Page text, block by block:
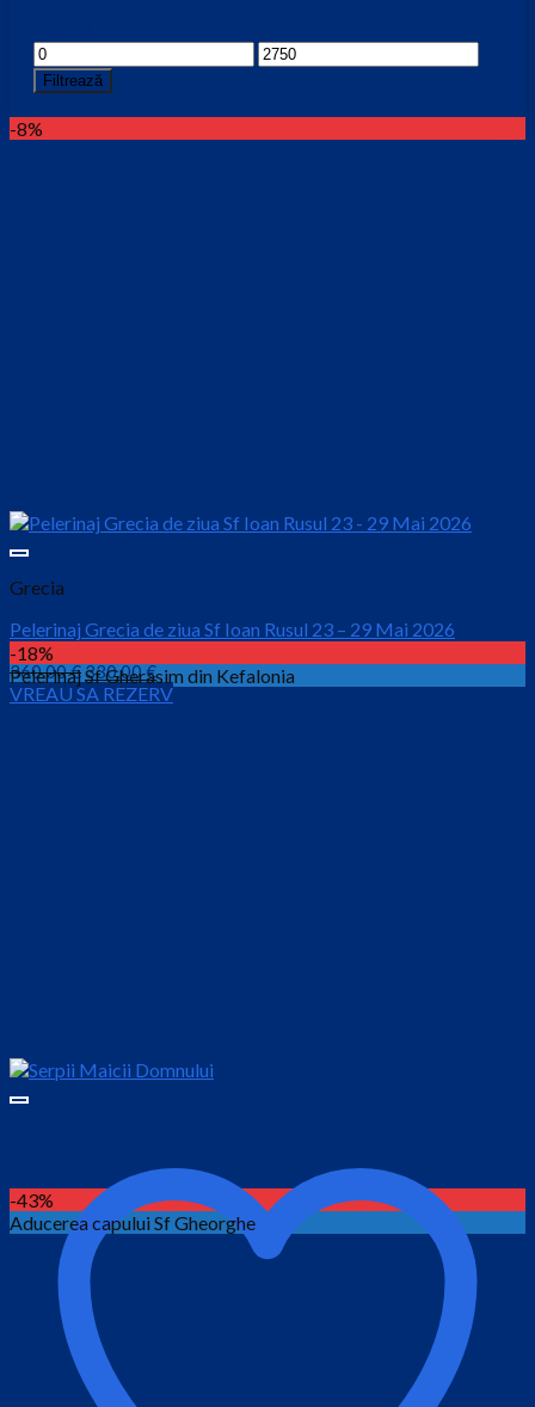
Preț
minim
Preț
Filtrează
-8%
Grecia
Pelerinaj Grecia de ziua Sf Ioan Rusul 23 – 29 Mai 2026
360.00€Prețul
inițial
330.00€Prețul
curent
VREAU SA REZERV
-18%
Pelerinaj Sf Gherasim din Kefalonia
-43%
Aducerea capului Sf Gheorghe